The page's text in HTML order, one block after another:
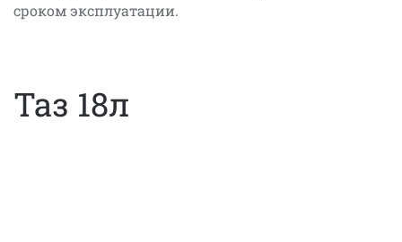
сроком эксплуатации.
Таз 18л